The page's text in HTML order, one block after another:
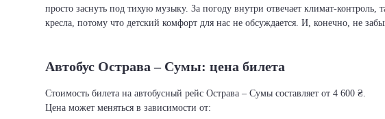
просто заснуть под тихую музыку. За погоду внутри отвечает климат-
кресла, потому что детский комфорт для нас не обсуждается. И, конечно, не
Автобус Острава – Сумы: цена билета
Стоимость билета на автобусный рейс Острава – Сумы составляет от 4 600 ₴.
Цена может меняться в зависимости от: